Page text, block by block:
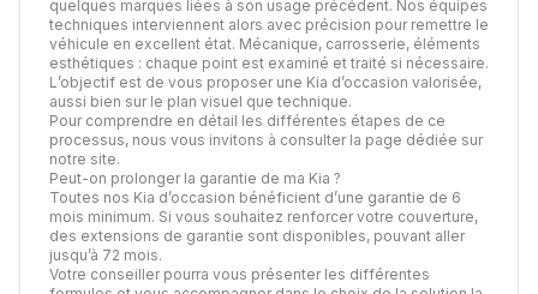
quelques marques liées à son usage précédent. Nos équipes
techniques interviennent alors avec précision pour remettre le
véhicule en excellent état. Mécanique, carrosserie, éléments
esthétiques : chaque point est examiné et traité si nécessaire.
L’objectif est de vous proposer une Kia d’occasion valorisée,
aussi bien sur le plan visuel que technique.
Pour comprendre en détail les différentes étapes de ce
processus, nous vous invitons à consulter la page dédiée sur
notre site.
Peut-on prolonger la garantie de ma Kia ?
Toutes nos Kia d’occasion bénéficient d’une garantie de 6
mois minimum. Si vous souhaitez renforcer votre couverture,
des extensions de garantie sont disponibles, pouvant aller
jusqu’à 72 mois.
Votre conseiller pourra vous présenter les différentes